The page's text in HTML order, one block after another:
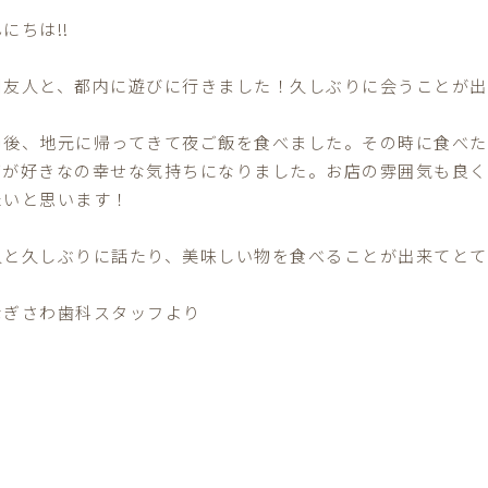
にちは!!
人と、都内に遊びに行きました！久しぶりに会うことが
、地元に帰ってきて夜ご飯を食べました。その時に食べ
が好きなの幸せな気持ちになりました。お店の雰囲気も良
と思います！
久しぶりに話たり、美味しい物を食べることが出来てと
さわ歯科スタッフより